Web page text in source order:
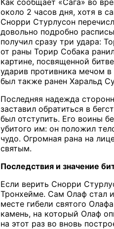
Как сообщает «Сага» во
около 2 часов дня, хотя в
Снорри Стурлусон
довольно подробно
получил сразу три удара:
от раны Торир Собака
картине, посвященной
ударив противника мечом
был также ранен Харальд
Последняя надежда
заставил обратиться в
был отступить. Его воины
убитого им: он положил
чудо. Огромная рана на
святым.
Последствия и значение
Если верить Снорри
Тронхейме. Сам Олаф стал
месте гибели святого
камень, на который Олаф
на этот раз во вновь